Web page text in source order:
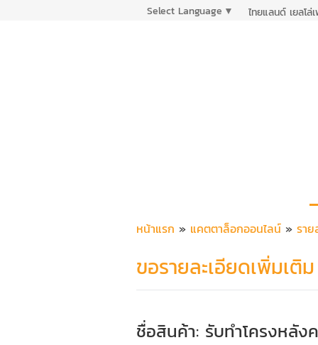
Select Language ▼ ไทยแลนด์ เยลโล่
หน้าแรก » แคตตาล็อกออนไลน์ » ราย
ขอรายละเอียดเพิ่มเติม
ชื่อสินค้า: รับทำโครงหลัง